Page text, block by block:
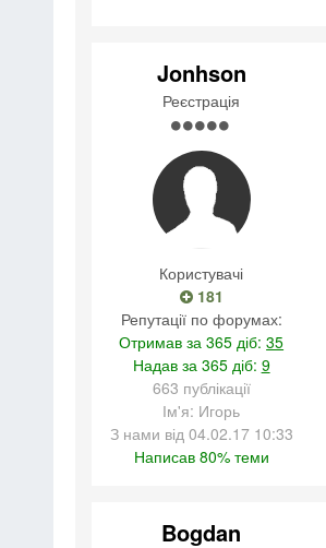
Jonhson
Реєстрація
Користувачі
181
Репутації по форумах:
Отримав за 365 діб:35
Надав за 365 діб: 9
663 публікації
Ім'я: Игорь
З нами від 04.02.17 10:33
Написав 80% теми
Bogdan